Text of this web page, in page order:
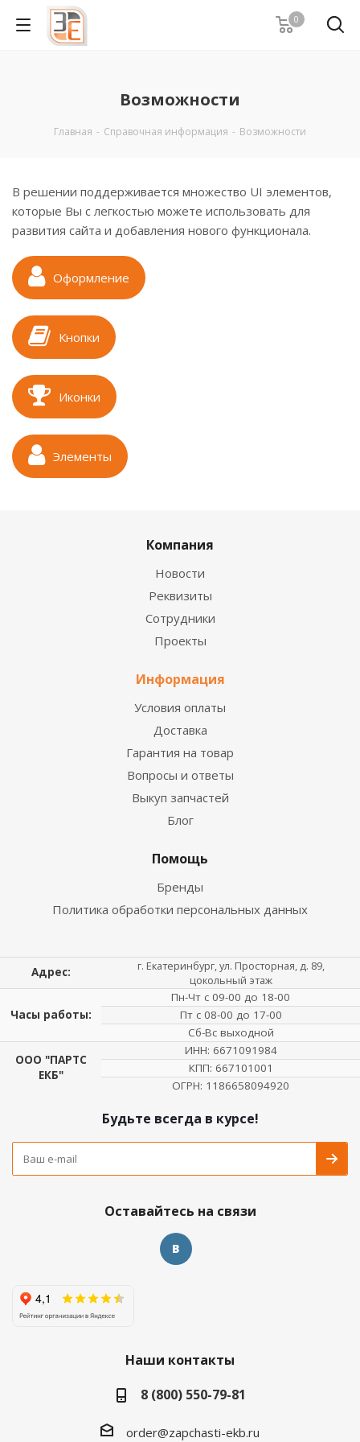
0
Возможности
Главная - Справочная информация - Возможности
В решении поддерживается множество UI элементов,
которые Вы с легкостью можете использовать для
развития сайта и добавления нового функционала.
Оформление
Кнопки
Иконки
Элементы
Компания
Новости
Реквизиты
Сотрудники
Проекты
Информация
Условия оплаты
Доставка
Гарантия на товар
Вопросы и ответы
Выкуп запчастей
Блог
Помощь
Бренды
Политика обработки персональных данных
Адрес:
г. Екатеринбург, ул. Просторная, д. 89,
цокольный этаж
Часы работы:
Пн-Чт с 09-00 до 18-00
Пт с 08-00 до 17-00
Сб-Вс выходной
ООО "ПАРТС
ЕКБ"
ИНН: 6671091984
КПП: 667101001
ОГРН: 1186658094920
Будьте всегда в курсе!
Оставайтесь на связи
Наши контакты
8 (800) 550-79-81
order@zapchasti-ekb.ru